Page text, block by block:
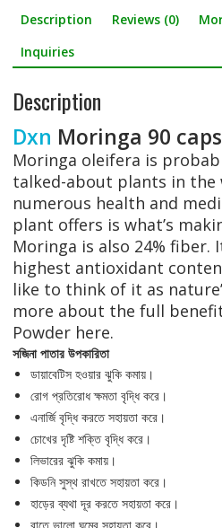
o
k
e
r
e
Description Reviews (0)
Inquiries
Description
Dxn Moringa 90
Moringa oleifera is
talked-about plants in the
numerous health and
plant offers is what’s
Moringa is also 24% fiber.
highest antioxidant
like to think of it as
more about the full
Powder here.
সজিনা পাতার উপকারিতা
ডায়াবেটিস হওয়ার ঝুকি কমায়।
রোগ প্রতিরোধ ক্ষমতা বৃদ্ধি করে।
এনার্জি বৃদ্ধি করতে সহায়তা করে।
চোখের দৃষ্টি শক্তি বৃদ্ধি করে।
লিভারের ঝুকি কমায়।
কিডনি সুস্থ রাখতে সহায়তা করে।
হাড়ের ব্যথা দূর করতে সহায়তা করে।
রাতে ভালো ঘুমের সহায়তা করে।